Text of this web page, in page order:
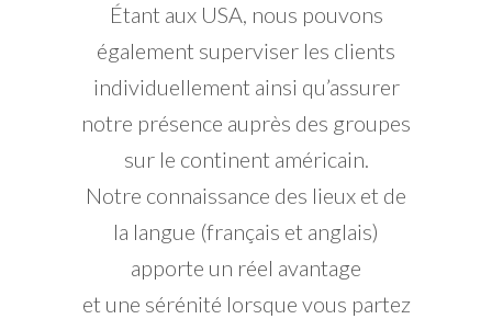
Étant aux USA, nous pouvons
également superviser les clients
individuellement ainsi qu’assurer
notre présence auprès des groupes
sur le continent américain.
Notre connaissance des lieux et de
la langue (français et anglais)
apporte un réel avantage
et une sérénité lorsque vous partez